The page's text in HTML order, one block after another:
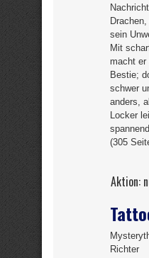
sein
Mit
macht
Bestie;
schwer
anders,
Locker
(305
Aktion:
Richter